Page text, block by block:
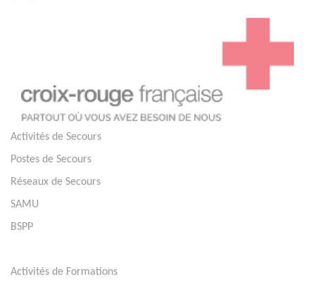
Activités de Secours
Postes de Secours
Réseaux de Secours
SAMU
BSPP
Activités de Formations